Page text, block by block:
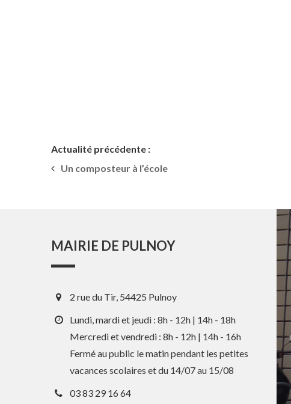
Actualité précédente :
Un composteur à l’école
MAIRIE DE PULNOY
2 rue du Tir, 54425 Pulnoy
Lundi, mardi et jeudi : 8h - 12h | 14h - 18h
Mercredi et vendredi : 8h - 12h | 14h - 16h
Fermé au public le matin pendant les petites
vacances scolaires et du 14/07 au 15/08
03 83 29 16 64